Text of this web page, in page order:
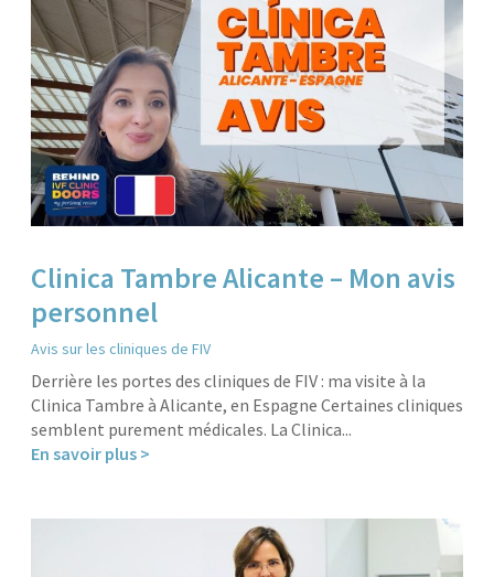
Clinica Tambre Alicante – Mon avis
personnel
Avis sur les cliniques de FIV
Derrière les portes des cliniques de FIV : ma visite à la
Clinica Tambre à Alicante, en Espagne Certaines cliniques
semblent purement médicales. La Clinica...
En savoir plus >